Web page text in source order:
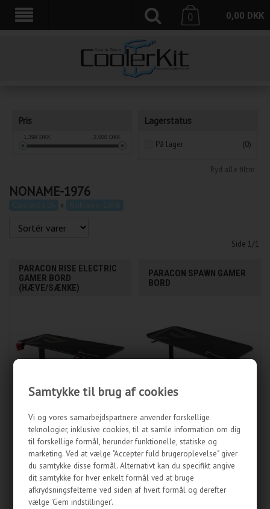
Samtykke til brug af cookies
Vi og vores samarbejdspartnere anvender forskellige
teknologier, inklusive cookies, til at samle information om dig
til forskellige formål, herunder funktionelle, statiske og
marketing. Ved at vælge "Accepter fuld brugeroplevelse" giver
du samtykke disse formål. Alternativt kan du specifikt angive
dit samtykke for hver enkelt formål ved at bruge
afkrydsningsfelterne ved siden af hvert formål og derefter
vælge 'Gem indstillinger'.
0,00 DKK
0
Pris
1,398 DKK 2,000 DKK
Lagerstatus
På lager (0)
Ryd alle filtre
NONAME-1976
»
Side 1/1
PARACON RISE ELECTRIC
GAMER BORD
(HÆVE/SÆNKE)
1.999,00 DKK
PARACON SPAWN GAMER
BORD